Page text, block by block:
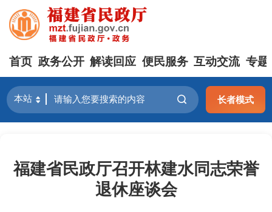
首页 政务公开 解读回应 便民服务 互动交流 专题
长者模式
福建省民政厅召开林建水同志荣誉
退休座谈会